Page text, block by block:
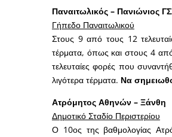
Παναιτωλικός – Πανιώνιος
Γήπεδο Παναιτωλικού
Στους 9 από τους 12
τέρματα, όπως και στους 4
τελευταίες φορές που
λιγότερα τέρματα. Να
Ατρόμητος Αθηνών – Ξάνθη
Δημοτικό Σταδίο Περιστερίου
Ο 10ος της βαθμολογίας